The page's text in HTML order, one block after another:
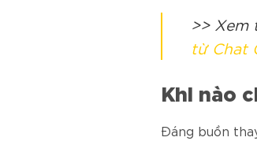
>> Xem
từ Chat
Khi nào
Đáng buồn